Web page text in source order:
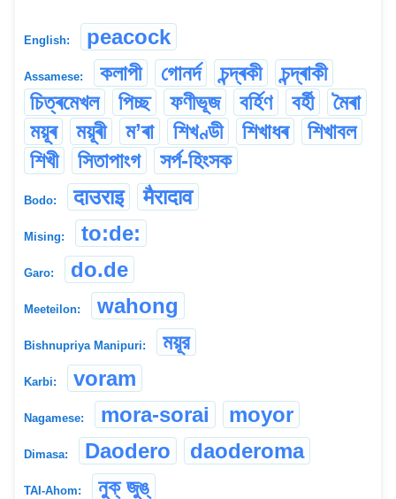
English: peacock
Assamese: কলাপী গোনৰ্দ চন্দ্ৰকী
চন্দ্ৰাকী
চিত্ৰমেখল
পিচ্ছ ফণীভূজ বৰ্হিণ বৰ্হী
মৈৰা
ময়ূৰ
ময়ূৰী ম’ৰা শিখণ্ডী শিখাধৰ
শিখাবল
শিখী
সিতাপাংগ সৰ্প-হিংসক
Bodo: दाउराइ मैरादाव
Mising: to:de:
Garo: do.de
Meeteilon: wahong
Bishnupriya Manipuri: ময়ূর
Karbi: voram
Nagamese: mora-sorai moyor
Dimasa: Daodero daoderoma
TAI-Ahom: নুক্ জুঙ্